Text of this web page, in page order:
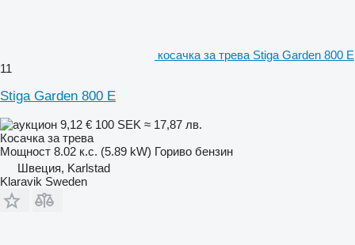
косачка за трева Stiga Garden 800 E
11
Stiga Garden 800 E
9,12 € 100 SEK ≈ 17,87 лв.
Косачка за трева
Мощност 8.02 к.с. (5.89 kW) Гориво бензин
Швеция, Karlstad
Klaravik Sweden